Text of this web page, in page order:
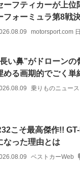
ーフティカーが上
フォーミュラ第8戦
motorsport.com
い鼻”がドローン
める画期的でごく単
乗りものニュース
こそ最高傑作!!
なった理由とは
ベストカーWeb